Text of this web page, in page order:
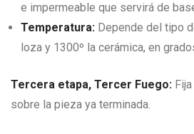
e impermeable que servirá de
Temperatura: Depende del tipo
loza y 1300º la cerámica, en
Tercera etapa, Tercer Fuego:
sobre la pieza ya terminada.